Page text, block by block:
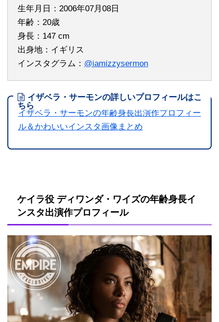
生年月日：2006年07月08日
年齢：20歳
身長：147 cm
出身地：イギリス
インスタグラム： @iamizzysermon
イザベラ・サーモンの詳しいプロフィールはこ
ちら
イザベラ・サーモンの年齢身長出演作プロフィー
ル＆かわいいインスタ画像まとめ
ケイラ役 ディワンダ・ワイズの年齢身長イ
ンスタ出演作プロフィール